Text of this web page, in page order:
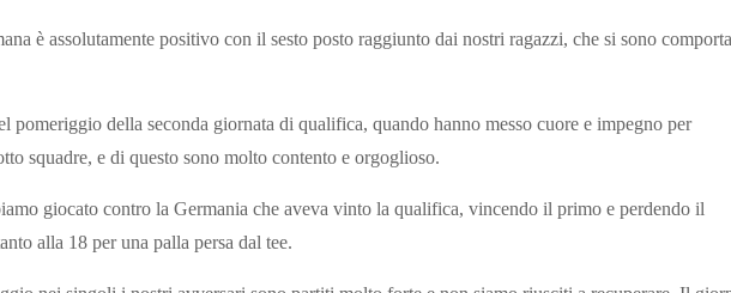
è assolutamente positivo con il sesto posto raggiunto dai nostri ragazzi, che si sono
pomeriggio della seconda giornata di qualifica, quando hanno messo cuore e impegno per
squadre, e di questo sono molto contento e orgoglioso.
giocato contro la Germania che aveva vinto la qualifica, vincendo il primo e perdendo il
alla 18 per una palla persa dal tee.